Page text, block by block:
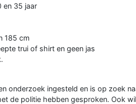
en 35 jaar
185 cm
trui of shirt en geen jas
onderzoek ingesteld en is op zoek
de politie hebben gesproken. Ook